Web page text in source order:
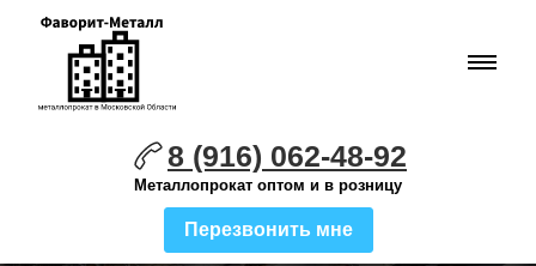
8 (916) 062-48-92
Металлопрокат оптом и в розницу
Перезвонить мне